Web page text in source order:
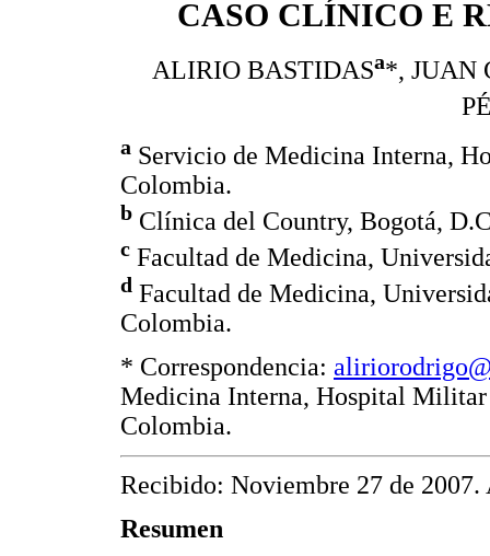
CASO CLÍNICO E
ALIRIO BASTIDASa*, JUAN
a Servicio de Medicina Interna,
Colombia.
b Clínica del Country, Bogotá,
c Facultad de Medicina,
d Facultad de Medicina,
Colombia.
* Correspondencia:
Medicina Interna, Hospital
Colombia.
Recibido: Noviembre 27 de 2007.
Resumen